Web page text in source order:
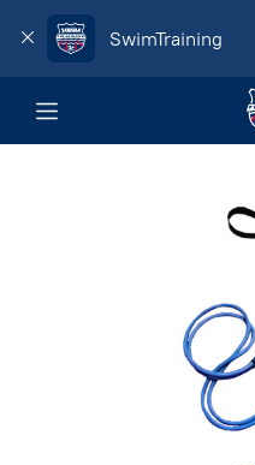
SwimTraining